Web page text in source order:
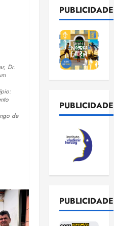
Dr.
de
PUBLICIDADE
PUBLICIDADE
PUBLICIDADE